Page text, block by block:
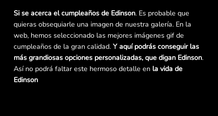
Si se acerca el cumpleaños de Edinson. Es probable que
quieras obsequiarle una imagen de nuestra galería. En la
web, hemos seleccionado las mejores imágenes gif de
cumpleaños de la gran calidad. Y aquí podrás conseguir las
más grandiosas opciones personalizadas, que digan Edinson.
Así no podrá faltar este hermoso detalle en la vida de
Edinson